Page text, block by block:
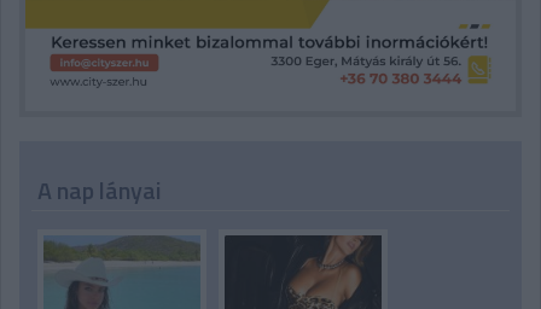
A nap lányai